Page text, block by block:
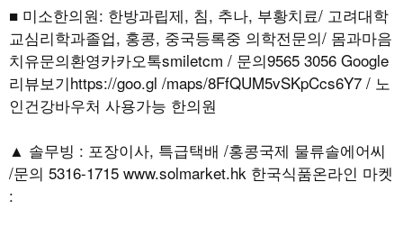
■ 미소한의원: 한방과립제, 침, 추나, 부황치료/ 고려대학
교심리학과졸업, 홍콩, 중국등록중 의학전문의/ 몸과마음
치유문의환영카카오톡smiletcm / 문의9565 3056 Google
리뷰보기https://goo.gl /maps/8FfQUM5vSKpCcs6Y7 / 노
인건강바우처 사용가능 한의원
▲ 솔무빙 : 포장이사, 특급택배 /홍콩국제 물류솔에어씨
/문의 5316-1715 www.solmarket.hk 한국식품온라인 마켓
: